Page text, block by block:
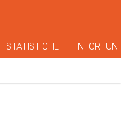
STATISTICHE INFORTUNI